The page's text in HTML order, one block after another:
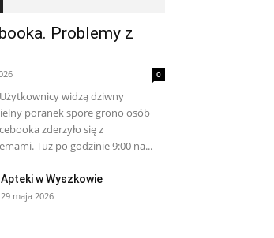
Problemy z
0
widzą dziwny
poranek spore grono osób
zderzyło się z
Tuż po godzinie 9:00 na...
Apteki w Wyszkowie
29 maja 2026